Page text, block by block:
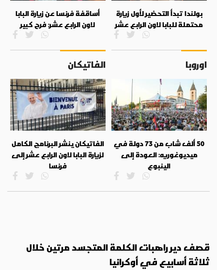
بولندا تبدأ التحضير لأول زيارة
محتملة للبابا لاون الرابع عشر
أساقفة فرنسا عن زيارة البابا
لاون الرابع عشر: فرح كبير
اوروبا
50 ألف شاب من 73 دولة في
ميديوغوريه: العودة إلى
الينبوع
الفاتيكان
الفاتيكان ينشر البرنامج الكامل
لزيارة البابا لاون الرابع عشر إلى
فرنسا
قصف دير راهبات الكلمة المتجسد مرتين خلال
ثلاثة أسابيع في أوكرانيا